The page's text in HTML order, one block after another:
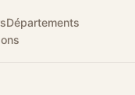
Départements